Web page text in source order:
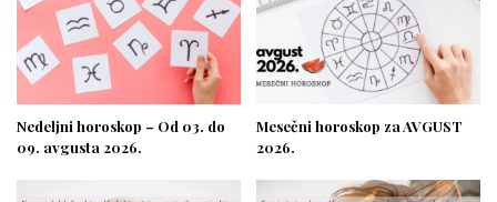
Nedeljni horoskop – Od 03. do
09. avgusta 2026.
Mesečni horoskop za AVGUST
2026.